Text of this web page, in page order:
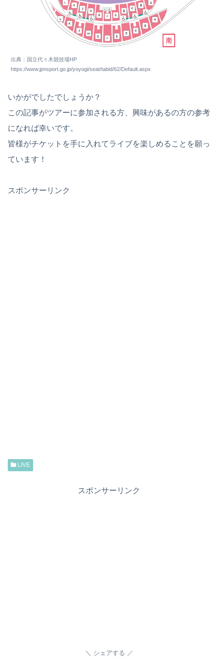
出典：国立代々木競技場HP
https://www.jpnsport.go.jp/yoyogi/seat/tabid/62/Default.aspx
いかがでしたでしょうか？
この記事がツアーに参加される方、興味があるの方の参考
になれば幸いです。
皆様がチケットを手に入れてライブを楽しめることを願っ
ています！
スポンサーリンク
LIVE
スポンサーリンク
シェアする